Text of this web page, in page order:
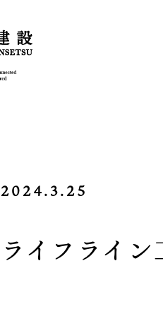
2024.3.25
ライフライ